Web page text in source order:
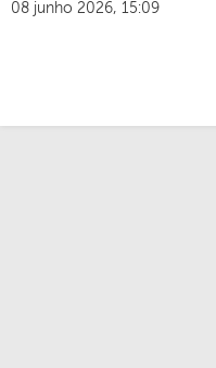
08 junho 2026, 15:09